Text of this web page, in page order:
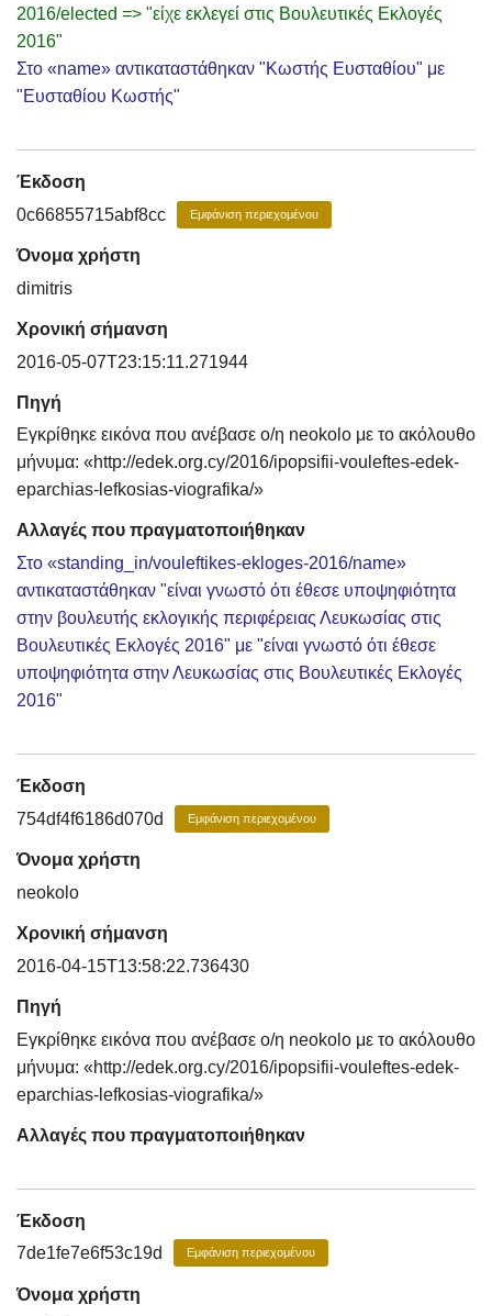
2016/elected => "είχε εκλεγεί στις Βουλευτικές Εκλογές
2016"
Στο «name» αντικαταστάθηκαν "Κωστής Ευσταθίου" με
"Ευσταθίου Κωστής"
Έκδοση
0c66855715abf8cc
Εμφάνιση περιεχομένου
Όνομα χρήστη
dimitris
Χρονική σήμανση
2016-05-07T23:15:11.271944
Πηγή
Εγκρίθηκε εικόνα που ανέβασε ο/η neokolo με το ακόλουθο
μήνυμα: «http://edek.org.cy/2016/ipopsifii-vouleftes-edek-
eparchias-lefkosias-viografika/»
Αλλαγές που πραγματοποιήθηκαν
Στο «standing_in/vouleftikes-ekloges-2016/name»
αντικαταστάθηκαν "είναι γνωστό ότι έθεσε υποψηφιότητα
στην βουλευτής εκλογικής περιφέρειας Λευκωσίας στις
Βουλευτικές Εκλογές 2016" με "είναι γνωστό ότι έθεσε
υποψηφιότητα στην Λευκωσίας στις Βουλευτικές Εκλογές
2016"
Έκδοση
754df4f6186d070d
Εμφάνιση περιεχομένου
Όνομα χρήστη
neokolo
Χρονική σήμανση
2016-04-15T13:58:22.736430
Πηγή
Εγκρίθηκε εικόνα που ανέβασε ο/η neokolo με το ακόλουθο
μήνυμα: «http://edek.org.cy/2016/ipopsifii-vouleftes-edek-
eparchias-lefkosias-viografika/»
Αλλαγές που πραγματοποιήθηκαν
Έκδοση
7de1fe7e6f53c19d
Εμφάνιση περιεχομένου
Όνομα χρήστη